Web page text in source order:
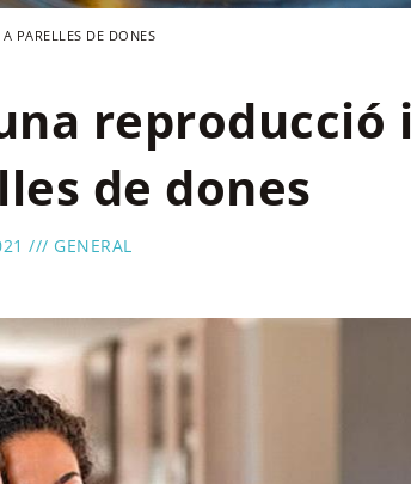
PARELLES DE DONES
una reproducció
de dones
/// GENERAL